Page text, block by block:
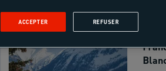
REFUSER
ACCEPTER